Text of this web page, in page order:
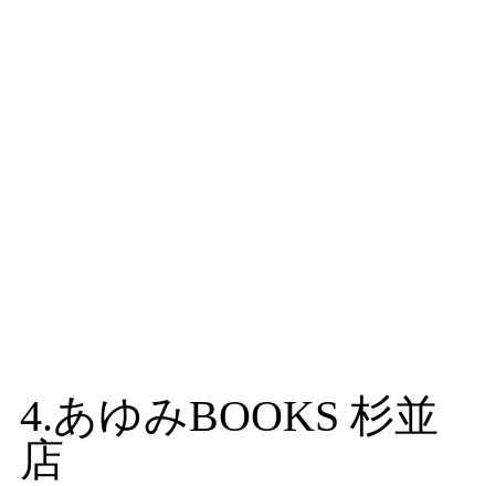
4.あゆみBOOKS 杉並
店